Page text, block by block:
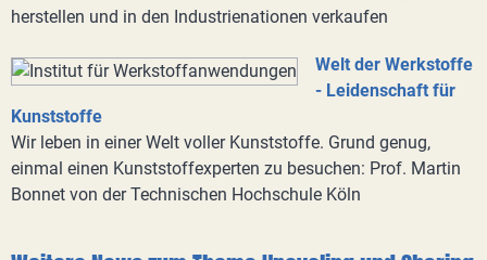
herstellen und in den Industrienationen verkaufen
Welt der Werkstoffe
- Leidenschaft für
Kunststoffe
Wir leben in einer Welt voller Kunststoffe. Grund genug,
einmal einen Kunststoffexperten zu besuchen: Prof. Martin
Bonnet von der Technischen Hochschule Köln